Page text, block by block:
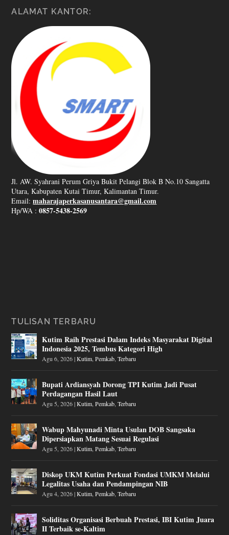
ALAMAT KANTOR:
Jl. AW. Syahrani Perum Griya Bukit Pelangi Blok B No.10 Sangatta
Utara, Kabupaten Kutai Timur, Kalimantan Timur.
Email:maharajaperkasanusantara@gmail.com
Hp/WA :0857-5438-2569
TULISAN TERBARU
Kutim Raih Prestasi Dalam Indeks Masyarakat Digital
Indonesia 2025, Tembus Kategori High
Agu 6, 2026|Kutim ,Pemkab ,Terbaru
Bupati Ardiansyah Dorong TPI Kutim Jadi Pusat
Perdagangan Hasil Laut
Agu 5, 2026|Kutim ,Pemkab ,Terbaru
Wabup Mahyunadi Minta Usulan DOB Sangsaka
Dipersiapkan Matang Sesuai Regulasi
Agu 5, 2026|Kutim ,Pemkab ,Terbaru
Diskop UKM Kutim Perkuat Fondasi UMKM Melalui
Legalitas Usaha dan Pendampingan NIB
Agu 4, 2026|Kutim ,Pemkab ,Terbaru
Soliditas Organisasi Berbuah Prestasi, IBI Kutim Juara
II Terbaik se-Kaltim